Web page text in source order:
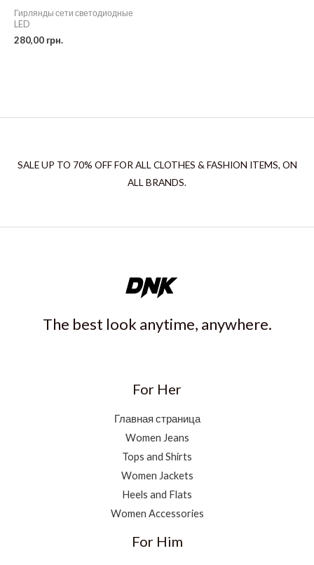
Гирлянды сети светодиодные
LED
280,00 грн.
SALE UP TO 70% OFF FOR ALL CLOTHES & FASHION ITEMS, ON
ALL BRANDS.
The best look anytime, anywhere.
For Her
Главная страница
Women Jeans
Tops and Shirts
Women Jackets
Heels and Flats
Women Accessories
For Him